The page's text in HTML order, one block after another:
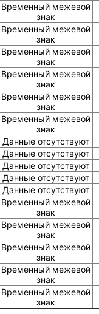
Временный межевой
знак
Временный межевой
знак
Временный межевой
знак
Временный межевой
знак
Временный межевой
знак
Временный межевой
знак
Данные отсутствуют
Данные отсутствуют
Данные отсутствуют
Данные отсутствуют
Данные отсутствуют
Временный межевой
знак
Временный межевой
знак
Временный межевой
знак
Временный межевой
знак
Временный межевой
знак